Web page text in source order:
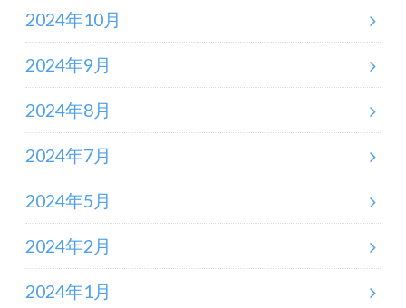
2024年10月
2024年9月
2024年8月
2024年7月
2024年5月
2024年2月
2024年1月